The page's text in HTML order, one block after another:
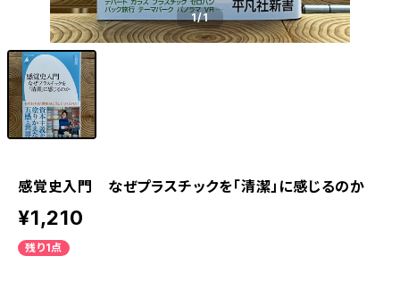
1/1
感覚史入門 なぜプラスチックを「清潔」に感じるのか
¥1,210
残り1点